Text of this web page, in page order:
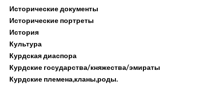
Исторические документы
Исторические портреты
История
Культура
Курдская диаспора
Курдские государства/княжества/эмираты
Курдские племена,кланы,роды.